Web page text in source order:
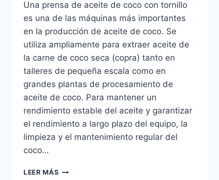
Una prensa de aceite de coco con tornillo
es una de las máquinas más importantes
en la producción de aceite de coco. Se
utiliza ampliamente para extraer aceite de
la carne de coco seca (copra) tanto en
talleres de pequeña escala como en
grandes plantas de procesamiento de
aceite de coco. Para mantener un
rendimiento estable del aceite y garantizar
el rendimiento a largo plazo del equipo, la
limpieza y el mantenimiento regular del
coco…
LEER MÁS LIMPIEZA